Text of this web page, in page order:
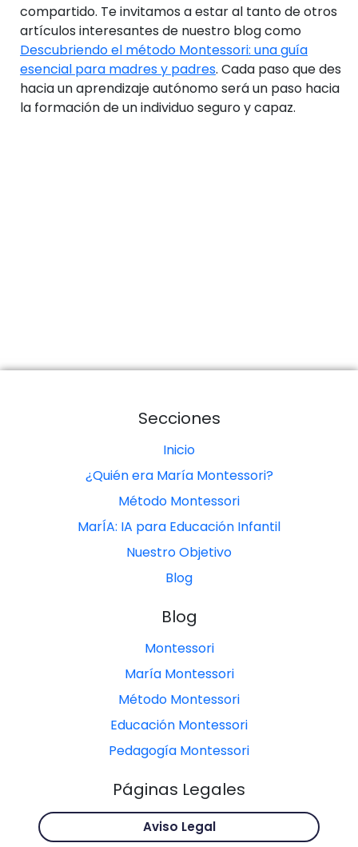
compartido. Te invitamos a estar al tanto de otros
artículos interesantes de nuestro blog como
Descubriendo el método Montessori: una guía
esencial para madres y padres. Cada paso que des
hacia un aprendizaje autónomo será un paso hacia
la formación de un individuo seguro y capaz.
Secciones
Inicio
¿Quién era María Montessori?
Método Montessori
MarÍA: IA para Educación Infantil
Nuestro Objetivo
Blog
Blog
Montessori
María Montessori
Método Montessori
Educación Montessori
Pedagogía Montessori
Páginas Legales
Aviso Legal